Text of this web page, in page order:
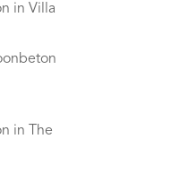
in Villa
in The